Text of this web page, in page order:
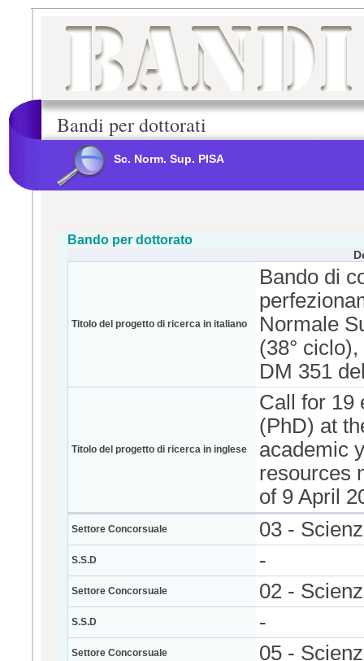
Bandi per dottorati
Sc. Norm. Sup. PISA
Bando per dottorato
Titolo del progetto di ricerca in italiano
Bando di
Normale
(38°
DM 351
Titolo del progetto di ricerca in inglese
Call for 19
(PhD) at
academic
resources
of 9 April
Settore Concorsuale 03 -
S.S.D -
Settore Concorsuale 02 -
S.S.D -
Settore Concorsuale 05 -